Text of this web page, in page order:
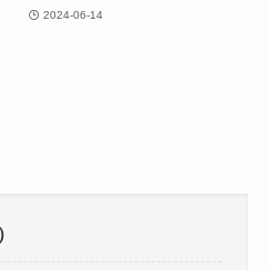
2024-06-14